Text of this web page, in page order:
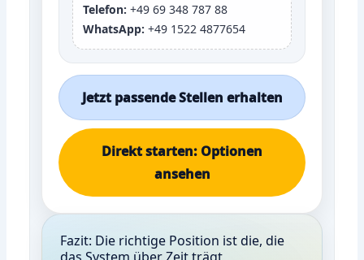
Telefon: +49 69 348 787 88
WhatsApp: +49 1522 4877654
Jetzt passende Stellen erhalten
Direkt starten: Optionen
ansehen
Fazit: Die richtige Position ist die, die
das System über Zeit trägt